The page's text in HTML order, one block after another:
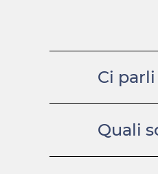
Ci
Quali